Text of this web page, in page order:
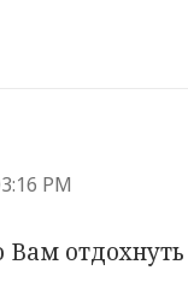
PM
отдохнуть